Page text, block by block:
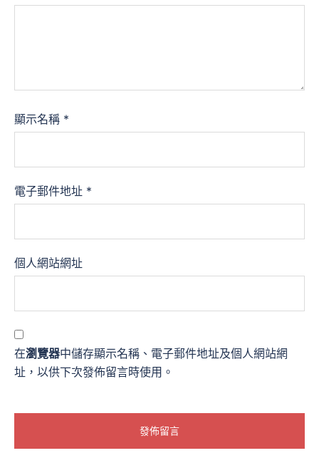
顯示名稱 *
電子郵件地址 *
個人網站網址
在瀏覽器中儲存顯示名稱、電子郵件地址及個人網站網
址，以供下次發佈留言時使用。